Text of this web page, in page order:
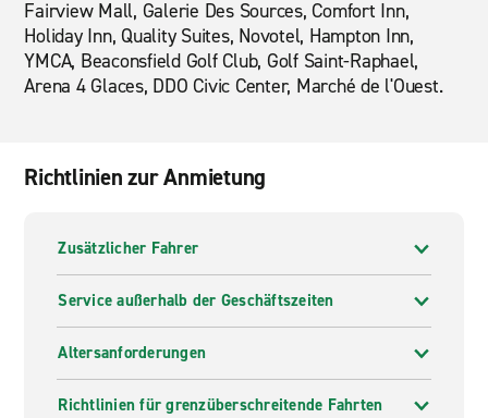
Fairview Mall, Galerie Des Sources, Comfort Inn,
Holiday Inn, Quality Suites, Novotel, Hampton Inn,
YMCA, Beaconsfield Golf Club, Golf Saint-Raphael,
Arena 4 Glaces, DDO Civic Center, Marché de l'Ouest.
Richtlinien zur Anmietung
Zusätzlicher Fahrer
Service außerhalb der Geschäftszeiten
Altersanforderungen
Richtlinien für grenzüberschreitende Fahrten